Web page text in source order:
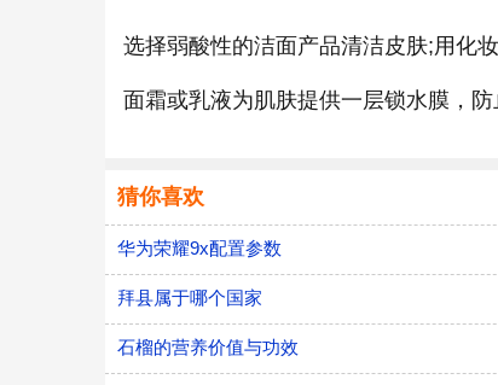
选择弱酸性的洁面产品清洁皮肤;用化
面霜或乳液为肌肤提供一层锁水膜，防
猜你喜欢
华为荣耀9x配置参数
拜县属于哪个国家
石榴的营养价值与功效